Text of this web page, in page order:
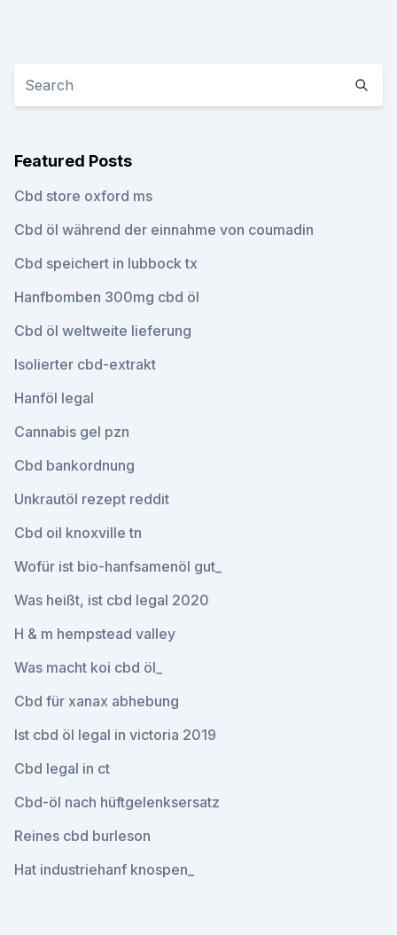
Featured Posts
Cbd store oxford ms
Cbd öl während der einnahme von coumadin
Cbd speichert in lubbock tx
Hanfbomben 300mg cbd öl
Cbd öl weltweite lieferung
Isolierter cbd-extrakt
Hanföl legal
Cannabis gel pzn
Cbd bankordnung
Unkrautöl rezept reddit
Cbd oil knoxville tn
Wofür ist bio-hanfsamenöl gut_
Was heißt, ist cbd legal 2020
H & m hempstead valley
Was macht koi cbd öl_
Cbd für xanax abhebung
Ist cbd öl legal in victoria 2019
Cbd legal in ct
Cbd-öl nach hüftgelenksersatz
Reines cbd burleson
Hat industriehanf knospen_